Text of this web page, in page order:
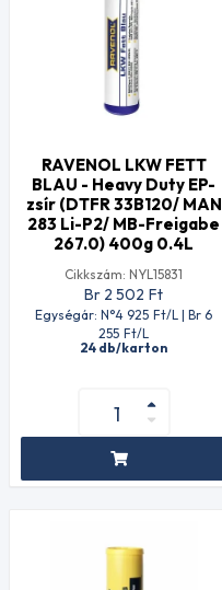
RAVENOL LKW FETT
BLAU - Heavy Duty EP-
zsír (DTFR 33B120/ MAN
283 Li-P2/ MB-Freigabe
267.0) 400g 0.4L
Cikkszám: NYL15831
Br 2 502 Ft
Egységár: N°4 925 Ft/L | Br 6
255 Ft/L
24 db/karton